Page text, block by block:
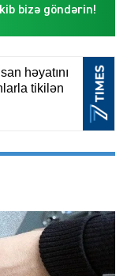
bizə göndərin!